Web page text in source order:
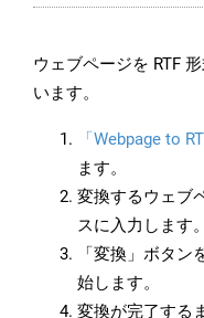
ウェブページを RTF
います。
「Webpage to
ます。
変換するウェブ
スに入力します。
「変換」ボタ
始します。
変換が完了する